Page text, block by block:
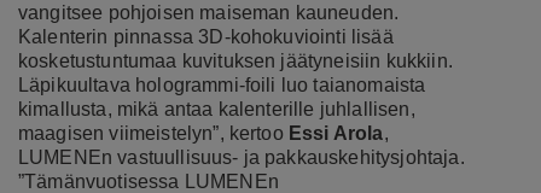
vangitsee pohjoisen maiseman kauneuden.
Kalenterin pinnassa 3D-kohokuviointi lisää
kosketustuntumaa kuvituksen jäätyneisiin kukkiin.
Läpikuultava hologrammi-foili luo taianomaista
kimallusta, mikä antaa kalenterille juhlallisen,
maagisen viimeistelyn”, kertoo Essi Arola,
LUMENEn vastuullisuus- ja pakkauskehitysjohtaja.
”Tämänvuotisessa LUMENEn